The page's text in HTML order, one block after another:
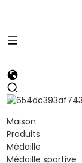
Maison
Produits
Médaille
Médaille sportive